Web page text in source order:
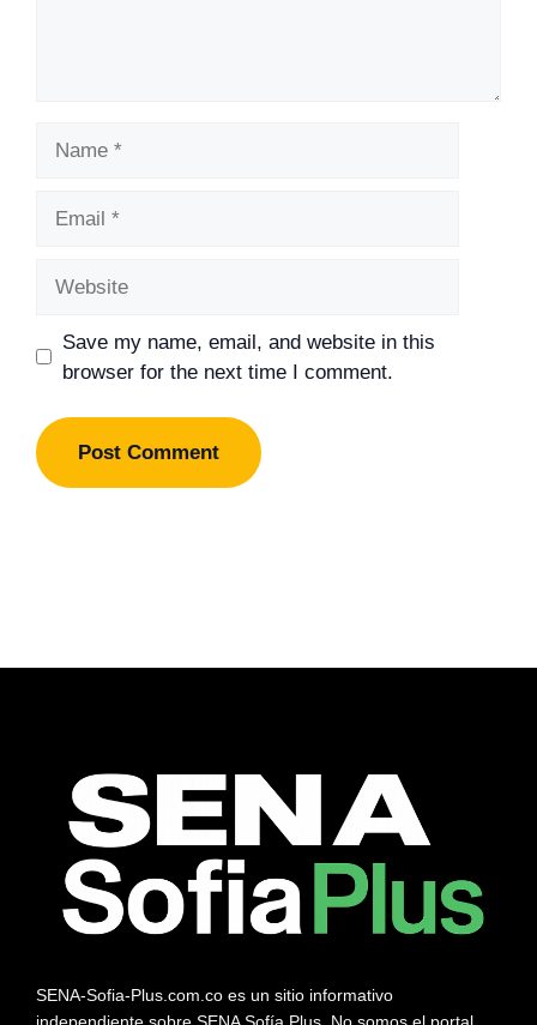
Save my name, email, and website in this
browser for the next time I comment.
SENA-Sofia-Plus.com.co es un sitio informativo
independiente sobre SENA Sofía Plus. No somos el portal